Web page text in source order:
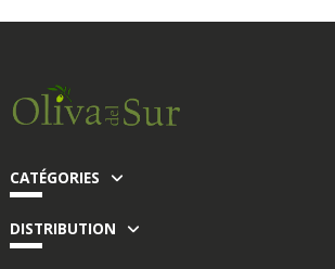
CATÉGORIES
DISTRIBUTION